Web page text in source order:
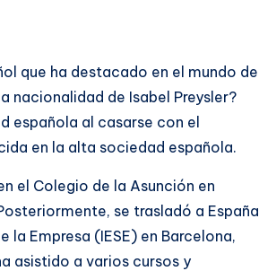
que ha destacado en el mundo de
nacionalidad de Isabel Preysler?
española al casarse con el
en la alta sociedad española.
el Colegio de la Asunción en
se trasladó a España
Empresa (IESE) en Barcelona,
asistido a varios cursos y